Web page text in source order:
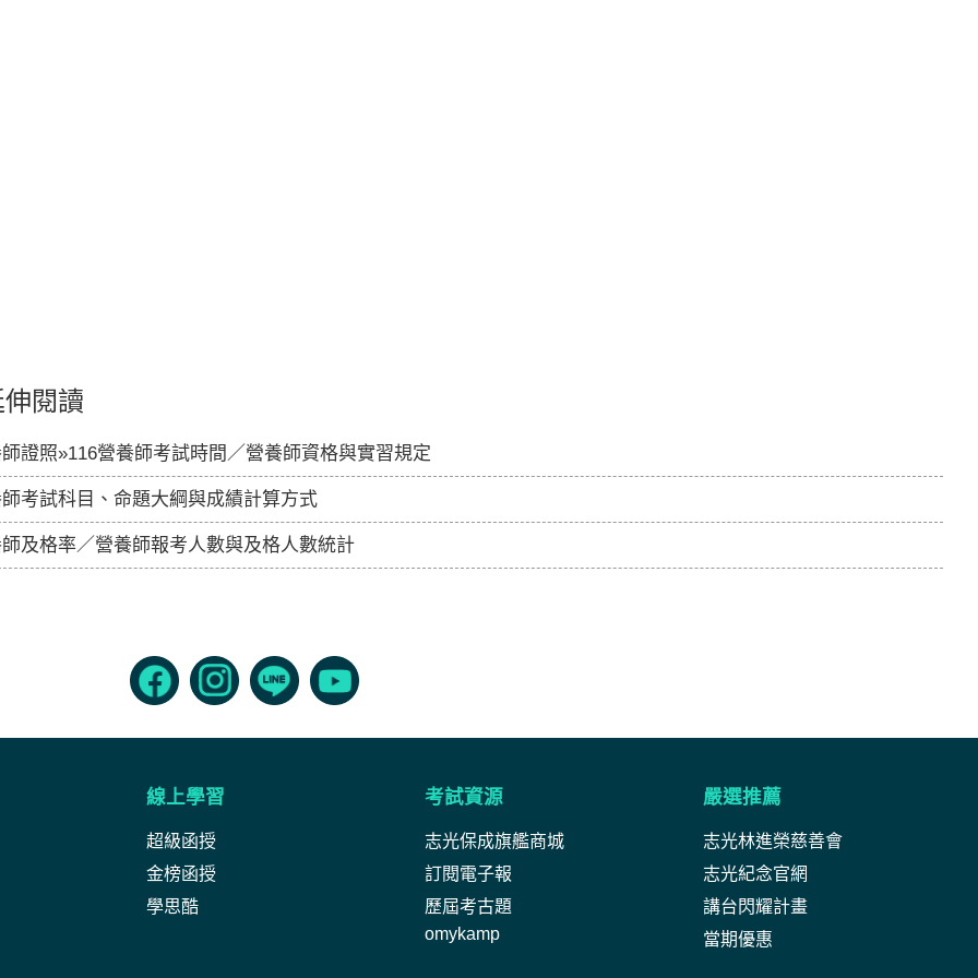
伸閱讀
證照»116營養師考試時間／營養師資格與實習規定
考試科目、命題大綱與成績計算方式
及格率／營養師報考人數與及格人數統計
線上學習
超級函授
金榜函授
學思酷
考試資源
志光保成旗艦商城
訂閱電子報
歷屆考古題
omykamp
嚴選推薦
志光林進榮慈善會
志光紀念官網
講台閃耀計畫
當期優惠